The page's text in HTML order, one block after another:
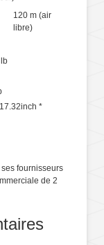
120 m (air
libre)
*
fournisseurs
de 2